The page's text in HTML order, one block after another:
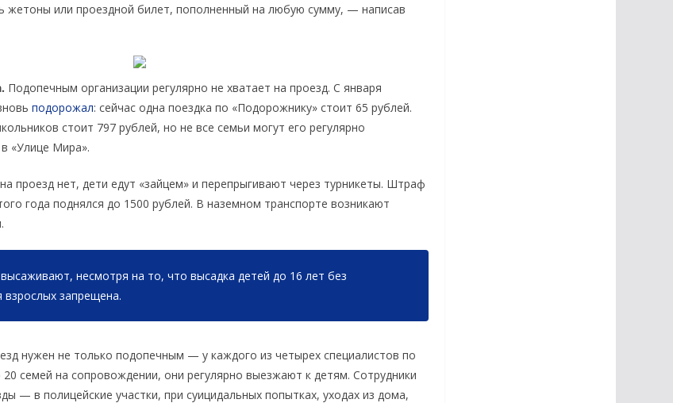
жетоны или проездной билет, пополненный на любую сумму, — написав
Подопечным организации регулярно не хватает на проезд. С января
подорожал: сейчас одна поездка по «Подорожнику» стоит 65 рублей.
стоит 797 рублей, но не все семьи могут его регулярно
«Улице Мира».
проезд нет, дети едут «зайцем» и перепрыгивают через турникеты. Штраф
года поднялся до 1500 рублей. В наземном транспорте возникают
несмотря на то, что высадка детей до 16 лет без
запрещена.
нужен не только подопечным — у каждого из четырех специалистов по
семей на сопровождении, они регулярно выезжают к детям. Сотрудники
— в полицейские участки, при суицидальных попытках, уходах из дома,